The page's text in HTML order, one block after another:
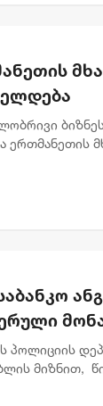
ერთმანეთის
პოლიციის
მიზნით,